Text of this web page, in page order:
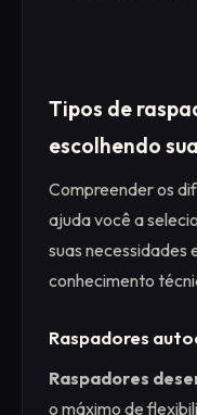
Tipos de
escolhendo
Compreender os
ajuda você a
suas necessidades
conhecimento
Raspadores
Raspadores
o máximo de